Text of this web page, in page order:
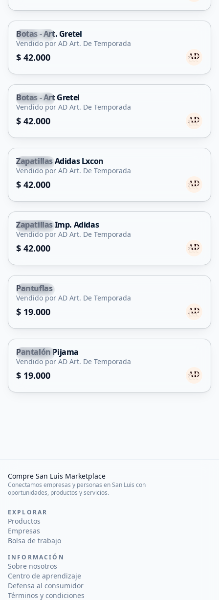
Capital
Botas - Art. Gretel
Vendido por AD Art. De Temporada
$ 42.000
Capital
Botas - Art Gretel
Vendido por AD Art. De Temporada
$ 42.000
Capital
Zapatillas Adidas Lxcon
Vendido por AD Art. De Temporada
$ 42.000
Capital
Zapatillas Imp. Adidas
Vendido por AD Art. De Temporada
$ 42.000
Capital
Pantuflas
Vendido por AD Art. De Temporada
$ 19.000
Capital
Pantalón Pijama
Vendido por AD Art. De Temporada
$ 19.000
Compre San Luis Marketplace
Conectamos empresas y personas en San Luis con
oportunidades, productos y servicios.
EXPLORAR
Productos
Empresas
Bolsa de trabajo
INFORMACIÓN
Sobre nosotros
Centro de aprendizaje
Defensa al consumidor
Términos y condiciones